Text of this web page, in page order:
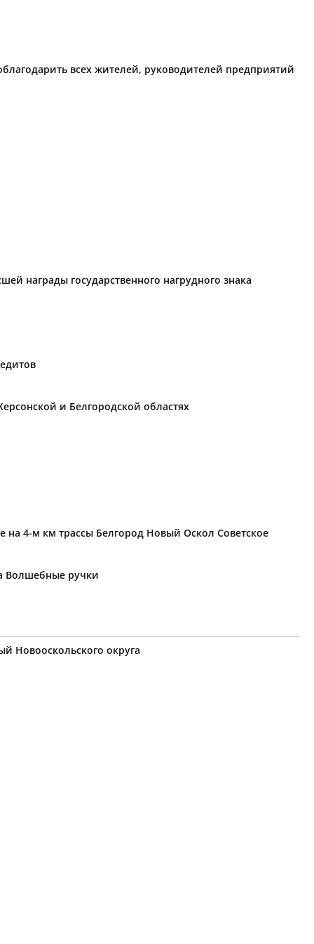
всех жителей, руководителей предприятий
награды государственного нагрудного знака
и Белгородской областях
на 4-м км трассы Белгород Новый Оскол Советское
Волшебные ручки
Новооскольского округа